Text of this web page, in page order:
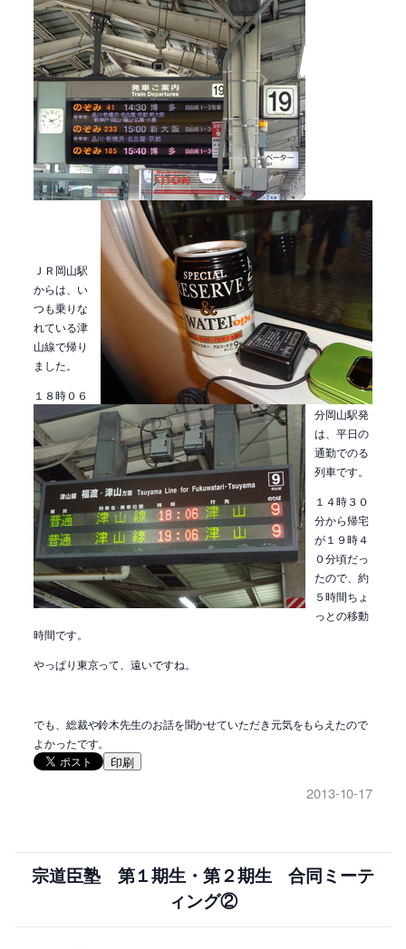
ＪＲ岡山駅
からは、い
つも乗りな
れている津
山線で帰り
ました。
１８時０６
分岡山駅発
は、平日の
通勤でのる
列車です。
１４時３０
分から帰宅
が１９時４
０分頃だっ
たので、約
５時間ちょ
っとの移動
時間です。
やっぱり東京って、遠いですね。
でも、総裁や鈴木先生のお話を聞かせていただき元気をもらえたので
よかったです。
印刷
2013-10-17
宗道臣塾 第１期生・第２期生 合同ミーテ
ィング②